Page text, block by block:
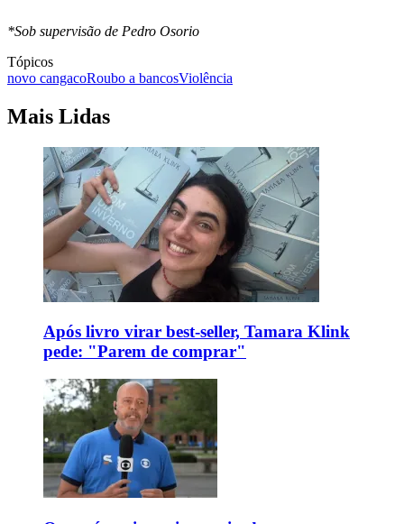
*Sob supervisão de Pedro Osorio
Tópicos
novo cangacoRoubo a bancosViolência
Mais Lidas
Após livro virar best-seller, Tamara Klink
pede: "Parem de comprar"